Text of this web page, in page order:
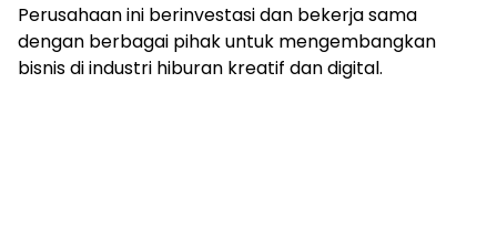
Perusahaan ini berinvestasi dan bekerja sama
dengan berbagai pihak untuk mengembangkan
bisnis di industri hiburan kreatif dan digital.